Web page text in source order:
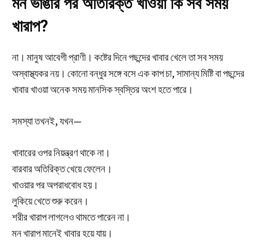
খারাপ?
না। মানুষ আবেগী প্রাণী। কষ্টের দিনে পছন্দের খাবার খেলে তা সব সময়
অস্বাস্থ্যকর নয়। কোনো বন্ধুর সঙ্গে বসে এক কাপ চা, সামান্য মিষ্টি বা পছন্দের
খাবার খাওয়া অনেক সময় মানসিক স্বস্তির অংশ হতে পারে।
সমস্যা তখনই, যখন—
খাবারের ওপর নিয়ন্ত্রণ থাকে না।
বারবার অতিরিক্ত খেয়ে ফেলেন।
খাওয়ার পর অপরাধবোধ হয়।
লুকিয়ে খেতে শুরু করেন।
শরীর খারাপ লাগলেও থামতে পারেন না।
মন খারাপ মানেই খাবার হয়ে যায়।